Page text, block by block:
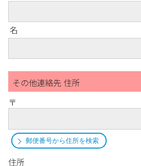
名
その他連絡先 住所
〒
郵便番号から住所を検索
住所